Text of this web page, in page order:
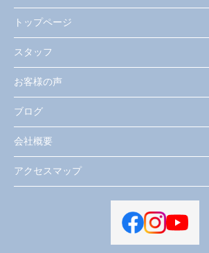
トップページ
スタッフ
お客様の声
ブログ
会社概要
アクセスマップ